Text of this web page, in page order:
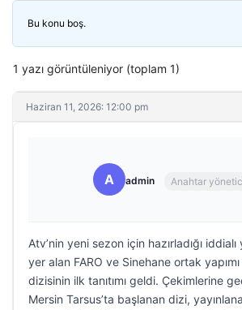
Bu konu boş.
1 yazı görüntüleniyor (toplam 1)
Haziran 11, 2026: 12:00 pm
A admin Anahtar
Atv’nin yeni sezon için hazırladığı iddialı
yer alan FARO ve Sinehane ortak yapımı
dizisinin ilk tanıtımı geldi. Çekimlerine
Mersin Tarsus’ta başlanan dizi,